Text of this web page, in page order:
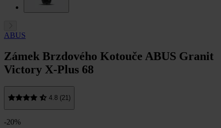
ABUS
Zámek Brzdového Kotouče ABUS Granit
Victory X-Plus 68
4.8 (21)
-20%